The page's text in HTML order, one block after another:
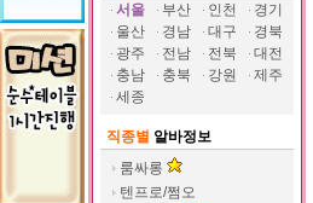
서울
부산 인천
경기
울산
경남 대구
경북
광주
전남 전북
대전
충남
충북 강원
제주
세종
직종별 알바정보
룸싸롱
텐프로/쩜오